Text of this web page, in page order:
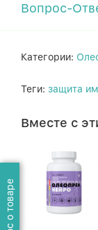
Вопрос-
Категории:
Теги: защита
Вместе с